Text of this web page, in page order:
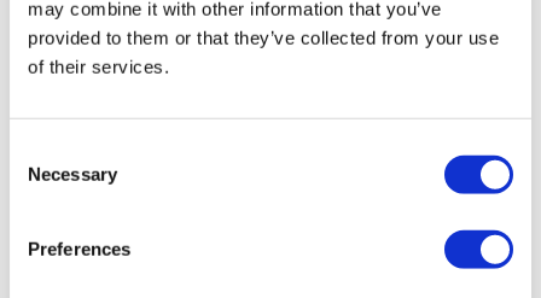
may combine it with other information that you’ve
provided to them or that they’ve collected from your use
of their services.
Selection
Necessary
Preferences
Autystyczna samorzeczniczka,
konsultantka i założycielka platformy